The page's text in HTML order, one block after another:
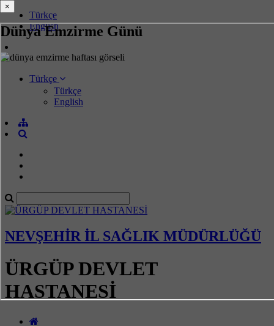
Dünya Emzirme Günü
Türkçe
English
Türkçe
Türkçe
English
NEVŞEHİR İL SAĞLIK MÜDÜRLÜĞÜ
ÜRGÜP DEVLET
HASTANESİ
×